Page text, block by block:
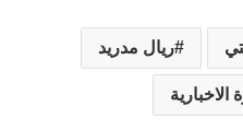
ريال مدريد